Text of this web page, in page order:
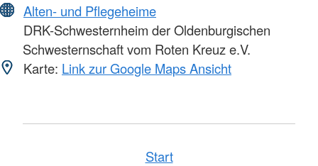
Alten- und Pflegeheime
DRK-Schwesternheim der Oldenburgischen
Schwesternschaft vom Roten Kreuz e.V.
Karte: Link zur Google Maps Ansicht
Start